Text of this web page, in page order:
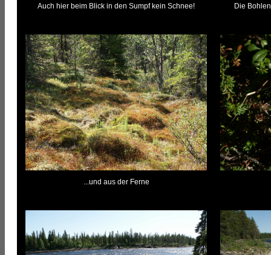
Auch hier beim Blick in den Sumpf kein Schnee! Die
...und aus der Ferne